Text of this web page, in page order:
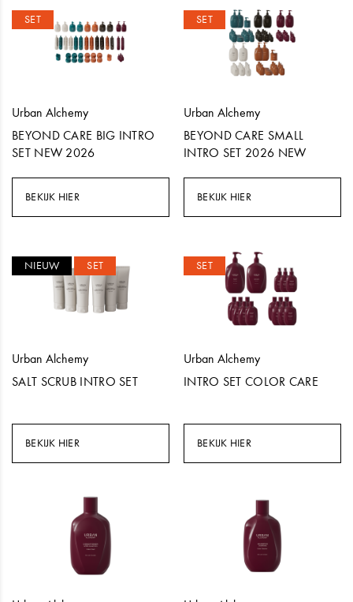
SET
Urban Alchemy
BEYOND CARE BIG INTRO
SET NEW 2026
BEKIJK HIER
SET
Urban Alchemy
BEYOND CARE SMALL
INTRO SET 2026 NEW
BEKIJK HIER
NIEUW SET
Urban Alchemy
SALT SCRUB INTRO SET
BEKIJK HIER
SET
Urban Alchemy
INTRO SET COLOR CARE
BEKIJK HIER